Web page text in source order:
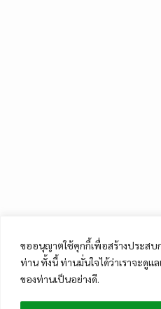
ขออนุญาตใช้คุกกี้เพื่อสร้างประสบ
ท่าน ทั้งนี้ ท่านมั่นใจได้ว่าเราจะดู
ของท่านเป็นอย่างดี.